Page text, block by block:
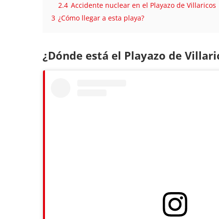
2.4 Accidente nuclear en el Playazo de Villaricos
3 ¿Cómo llegar a esta playa?
¿Dónde está el Playazo de